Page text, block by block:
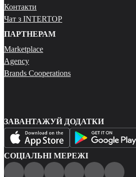
Контакти
Чат з INTERTOP
ПАРТНЕРАМ
Marketplace
Agency
Brands Cooperations
ЗАВАНТАЖУЙ ДОДАТКИ
СОЦІАЛЬНІ МЕРЕЖІ